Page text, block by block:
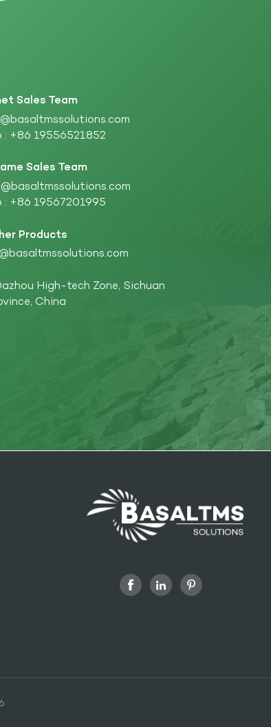
Sales Team
: +86 19556521852
Sales Team
: +86 19567201995
Products
High-tech Zone, Sichuan
China